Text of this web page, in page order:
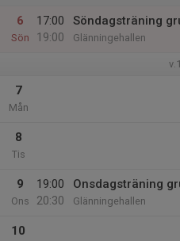
6
Sön
17:00
19:00
Söndagsträning
Glänningehallen
7
Mån
8
Tis
9
Ons
19:00
20:30
Onsdagsträning
Glänningehallen
10